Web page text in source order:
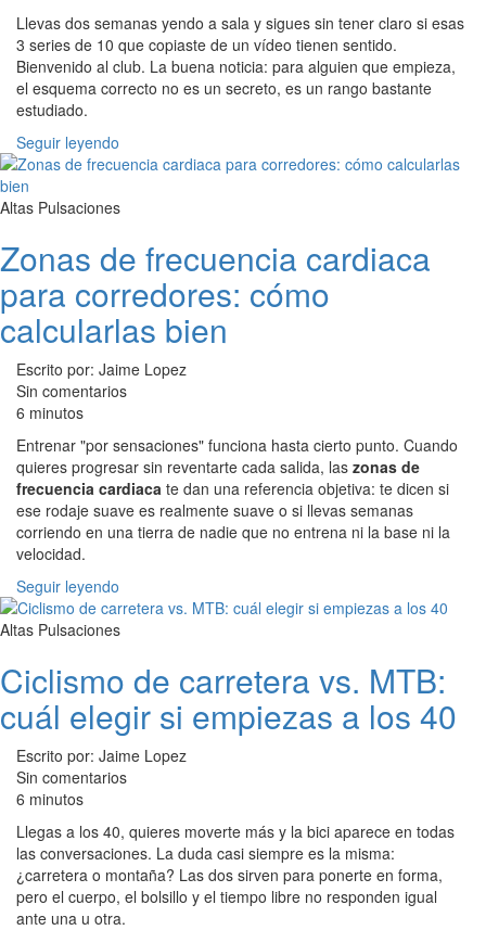
Llevas dos semanas yendo a sala y sigues sin tener claro si esas
3 series de 10 que copiaste de un vídeo tienen sentido.
Bienvenido al club. La buena noticia: para alguien que empieza,
el esquema correcto no es un secreto, es un rango bastante
estudiado.
Seguir leyendo
Altas Pulsaciones
Zonas de frecuencia cardiaca
para corredores: cómo
calcularlas bien
Escrito por: Jaime Lopez
Sin comentarios
6 minutos
Entrenar "por sensaciones" funciona hasta cierto punto. Cuando
quieres progresar sin reventarte cada salida, las zonas de
frecuencia cardiaca te dan una referencia objetiva: te dicen si
ese rodaje suave es realmente suave o si llevas semanas
corriendo en una tierra de nadie que no entrena ni la base ni la
velocidad.
Seguir leyendo
Altas Pulsaciones
Ciclismo de carretera vs. MTB:
cuál elegir si empiezas a los 40
Escrito por: Jaime Lopez
Sin comentarios
6 minutos
Llegas a los 40, quieres moverte más y la bici aparece en todas
las conversaciones. La duda casi siempre es la misma:
¿carretera o montaña? Las dos sirven para ponerte en forma,
pero el cuerpo, el bolsillo y el tiempo libre no responden igual
ante una u otra.